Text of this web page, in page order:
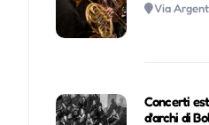
Via
Concerti
d'archi di